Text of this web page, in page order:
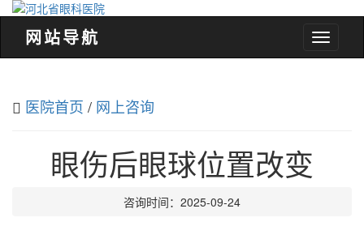
河
北
网站导航
医院首页 / 网上咨询
眼伤后眼球位置改变
咨询时间：2025-09-24